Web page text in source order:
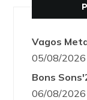
Vagos
05/08/
Bons
06/08/